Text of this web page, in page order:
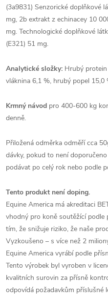
(3a9831) Senzorické doplňkové
mg, 2b extrakt z echinacey 10
mg. Technologické doplňkové
(E321) 51 mg.
Analytické složky: Hrubý
vláknina 6,1 %, hrubý popel
Krmný návod pro 400-600 kg
denně.
Přiložená odměrka odměří cca
dávky, pokud to není
podávat po celý rok nebo podle
Tento produkt není doping.
Equine America má akreditaci
vhodný pro koně soutěžící podle
tím, že snižuje riziko, že naše
Vyzkoušeno – s více než 2
Equine America vyrábí podle
Tento výrobek byl vyroben v
kvalitních surovin za přísně
odpovídá požadavkům příslušné